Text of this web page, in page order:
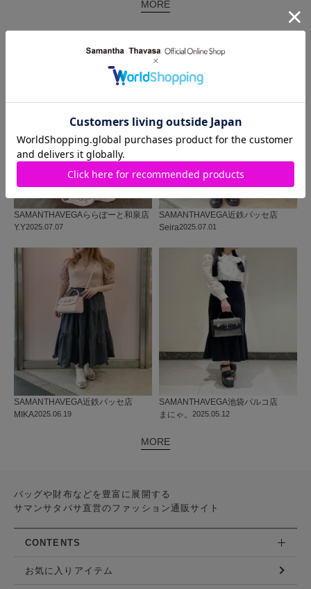
MORE
2025.07.07
SAMANTHAVEGAららぽーと和泉店
Y.Y
2025.07.01
SAMANTHAVEGA近鉄パッセ店
Seira
2025.06.19
SAMANTHAVEGA近鉄パッセ店
MIKA
2025.05.12
SAMANTHAVEGA池袋パルコ店
まにゃ。
MORE
バッグや財布などを豊富に展開する
サマンサタバサ直営のファッション通販サイト
CONTENTS
お気に入りアイテム